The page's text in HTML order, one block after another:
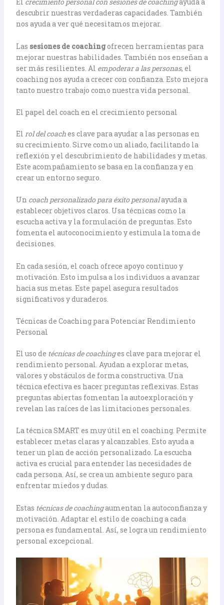
descubrir nuestras verdaderas capacidades. También
nos ayuda a ver qué necesitamos mejorar.
Las sesiones de coachingofrecen herramientas para
mejorar nuestras habilidades. También nos enseñan a
ser más resilientes. Al empoderar a las personas, el
coaching nos ayuda a crecer con confianza. Esto mejora
tanto nuestro trabajo como nuestra vida personal.
El papel del coach en el crecimiento personal
El rol del coaches clave para ayudar a las personas en
su crecimiento. Sirve como un aliado, facilitando la
reflexión y el descubrimiento de habilidades y metas.
Este acompañamiento se basa en la confianza y en
crear un entorno seguro.
Un coach personalizado para éxito personalayuda a
establecer objetivos claros. Usa técnicas como la
escucha activa y la formulación de preguntas. Esto
fomenta el autoconocimiento y estimula la toma de
decisiones.
En cada sesión, el coach ofrece apoyo continuo y
motivación. Esto impulsa a los individuos a avanzar
hacia sus metas. Este papel asegura resultados
significativos y duraderos.
Técnicas de Coaching para Potenciar Rendimiento
Personal
El uso de técnicas de coachinges clave para mejorar el
rendimiento personal. Ayudan a explorar metas,
valores y obstáculos de forma constructiva. Una
técnica efectiva es hacer preguntas reflexivas. Estas
preguntas abiertas fomentan la autoexploración y
revelan las raíces de las limitaciones personales.
La técnica SMART es muy útil en el coaching. Permite
establecer metas claras y alcanzables. Esto ayuda a
tener un plan de acción personalizado. La escucha
activa es crucial para entender las necesidades de
cada persona. Así, se crea un ambiente seguro para
enfrentar miedos y dudas.
Estas técnicas de coachingaumentan la autoconfianza y
motivación. Adaptar el estilo de coaching a cada
persona es fundamental. Así, se logra un rendimiento
personal excepcional.